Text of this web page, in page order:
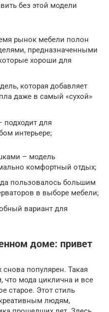
без этой модели
рынок мебели полон
предназначенными
хороши для
которая добавляет
даже в самый «сухой»
подходит для
интерьере;
– модель
комфортный отдых;
пользовалось большим
в выборе мебели;
вариант для
доме: привет
популярен. Такая
что мода циклична и все
старое. Этот стиль
людям,